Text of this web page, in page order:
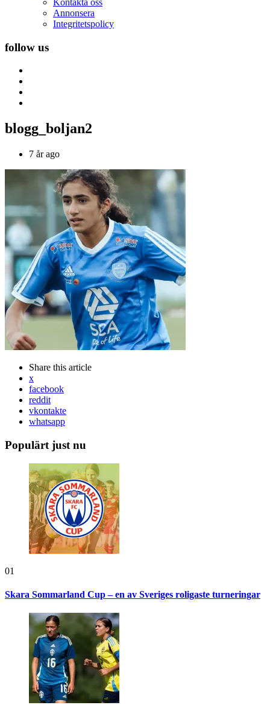
Kontakta oss
Annonsera
Integritetspolicy
follow us
blogg_boljan2
7 år ago
Share this article
x
facebook
reddit
vkontakte
whatsapp
Populärt just nu
01
Skara Sommarland Cup – en av Sveriges roligaste turneringar